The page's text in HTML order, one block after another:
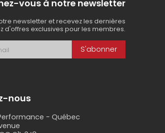
vous à notre newsletter
newsletter et recevez les dernières
d'offres exclusives pour les membres.
S'abonner
nous
- Québec